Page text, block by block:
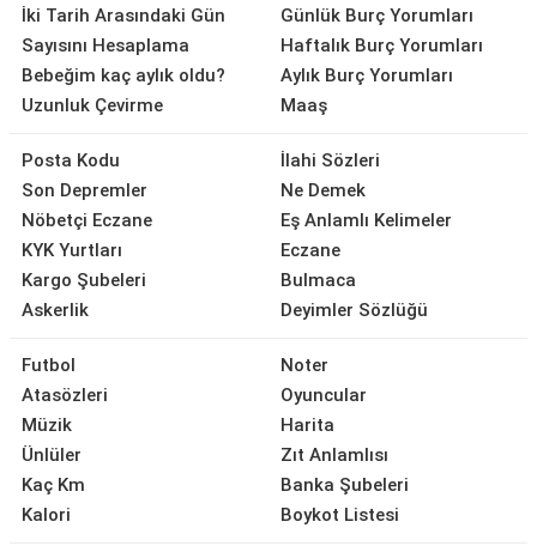
İki Tarih Arasındaki Gün
Sayısını Hesaplama
Bebeğim kaç aylık oldu?
Uzunluk Çevirme
Günlük Burç Yorumları
Haftalık Burç Yorumları
Aylık Burç Yorumları
Maaş
Posta Kodu
Son Depremler
Nöbetçi Eczane
KYK Yurtları
Kargo Şubeleri
Askerlik
İlahi Sözleri
Ne Demek
Eş Anlamlı Kelimeler
Eczane
Bulmaca
Deyimler Sözlüğü
Futbol
Atasözleri
Müzik
Ünlüler
Kaç Km
Kalori
Noter
Oyuncular
Harita
Zıt Anlamlısı
Banka Şubeleri
Boykot Listesi